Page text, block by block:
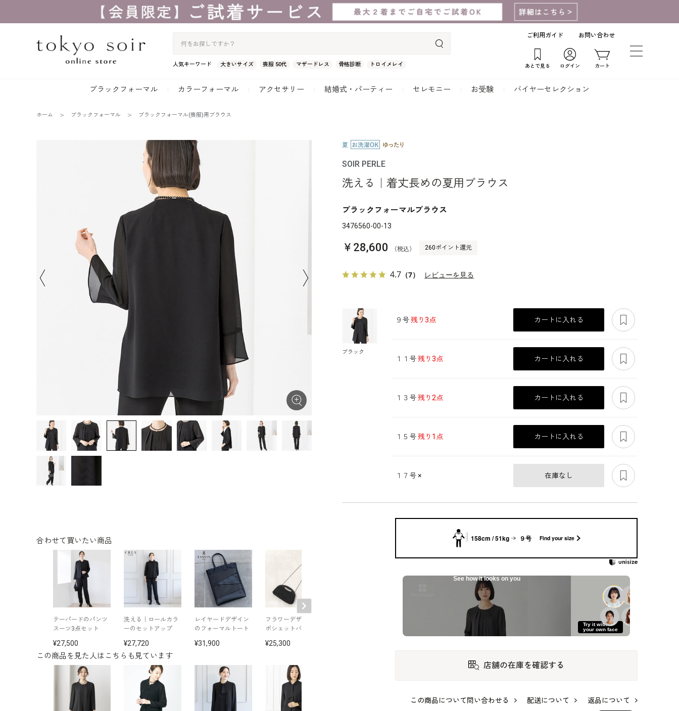
人気キーワード 大きいサイズ 喪服 50代 マザードレス 骨格診断 トロイメレイ
ご利用ガイド お問い合わせ
あとで見る ログイン カート
ブラックフォーマル カラーフォーマル アクセサリー 結婚式・パーティー セレモニー お受験 バイヤーセレクション
ホーム ブラックフォーマル ブラックフォーマル(喪服)用ブラウス
この商品を見た人はこちらも見ています
合わせて買いたい商品
テーパードのパンツ
スーツ3点セット
27,500
洗える｜ロールカラ
ーのセットアップ
27,720
レイヤードデザイン
のフォーマルトート
31,900
フラワーデザインの
ポシェットバッグ
25,300
ポンチョ風ジャケッ
ベーシックなブラッ
クフォーマル4点セ
ット
洗える前開きアンサ
SOIR PERLE
洗える｜着丈長めの夏用ブラウス
ブラックフォーマルブラウス
3476560-00-13
￥28,600 （税込） 260ポイント還元
4.7 （7） レビューを見る
ブラック
９号残り3点 カートに入れる
１１号残り3点 カートに入れる
１３号残り2点 カートに入れる
１５号残り1点 カートに入れる
１７号× 在庫なし
158cm / 51kg ９号 Find your size
See how it looks on you
Try it with
your own face
店舗の在庫を確認する
この商品について問い合わせる 配送について 返品について